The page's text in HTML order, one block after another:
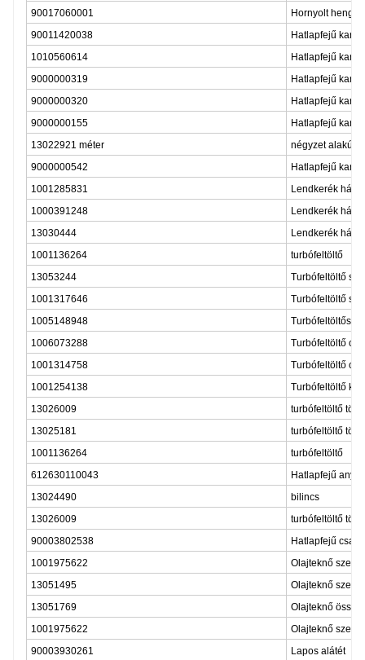
90017060001
Hornyolt
90011420038
Hatlapfejű
1010560614
Hatlapfejű
9000000319
Hatlapfejű
9000000320
Hatlapfejű
9000000155
Hatlapfejű
13022921 méter
négyzet alakú
9000000542
Hatlapfejű
1001285831
Lendkerék ház
1000391248
Lendkerék ház
13030444
Lendkerék ház
1001136264
turbófeltöltő
13053244
Turbófeltöltő
1001317646
Turbófeltöltő
1005148948
Turbófeltöltős
1006073288
Turbófeltöltő
1001314758
Turbófeltöltő
1001254138
Turbófeltöltő
13026009
turbófeltöltő
13025181
turbófeltöltő
1001136264
turbófeltöltő
612630110043
Hatlapfejű anya
13024490
bilincs
13026009
turbófeltöltő
90003802538
Hatlapfejű
1001975622
Olajteknő
13051495
Olajteknő
13051769
Olajteknő
1001975622
Olajteknő
90003930261
Lapos alátét